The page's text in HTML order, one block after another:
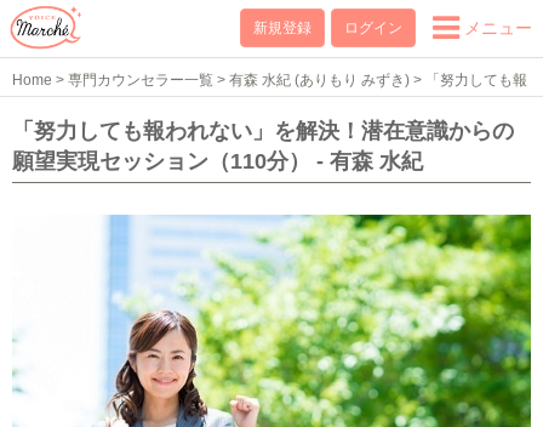
新規登録 ログイン メニュー
Home > 専門カウンセラー一覧 > 有森 水紀 (ありもり みずき) > 「努力しても報
われない」を解決！潜在意識からの願望実現セッション（110分）
「努力しても報われない」を解決！潜在意識からの
願望実現セッション（110分） - 有森 水紀